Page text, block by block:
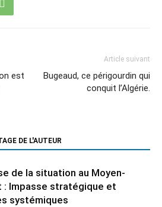
est
Article suivant
Bugeaud, ce périgourdin qui
conquit l’Algérie.
DE L'AUTEUR
de la situation au Moyen-
: Impasse stratégique et
systémiques